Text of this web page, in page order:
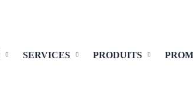
SERVICES PRODUITS